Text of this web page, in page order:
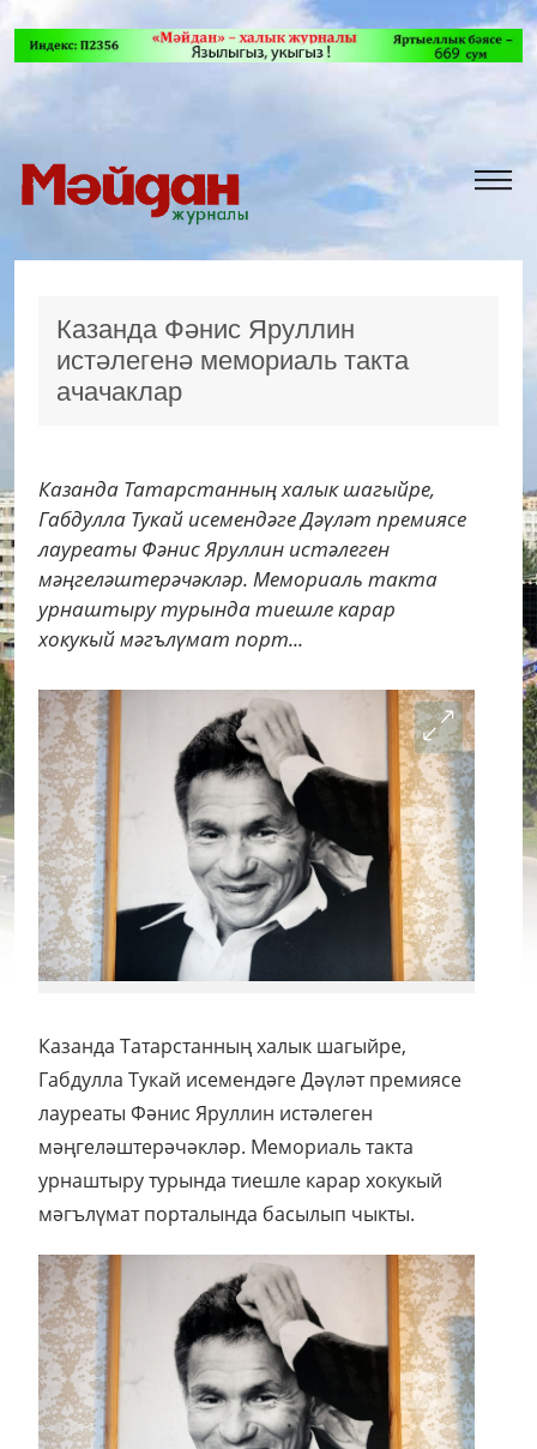
Казанда Фәнис Яруллин
истәлегенә мемориаль такта
ачачаклар
Казанда Татарстанның халык шагыйре,
Габдулла Тукай исемендәге Дәүләт премиясе
лауреаты Фәнис Яруллин истәлеген
мәңгеләштерәчәкләр. Мемориаль такта
урнаштыру турында тиешле карар
хокукый мәгълүмат порт...
Казанда Татарстанның халык шагыйре,
Габдулла Тукай исемендәге Дәүләт премиясе
лауреаты Фәнис Яруллин истәлеген
мәңгеләштерәчәкләр. Мемориаль такта
урнаштыру турында тиешле карар хокукый
мәгълүмат порталында басылып чыкты.